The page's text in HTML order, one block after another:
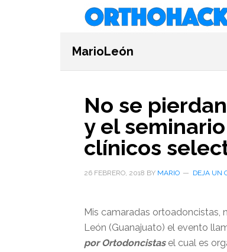
MarioLeón
No se
y el
clínicos
26 FEBRERO, 2018 BY MARIO DEJA UN
Mis camaradas ortoadoncistas,
León (Guanajuato) el evento
por Ortodoncistas el cual es